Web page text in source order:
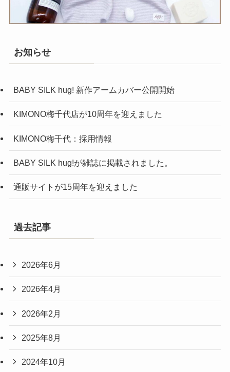
お知らせ
BABY SILK hug! 新作アームカバー公開開始
KIMONO梅千代店が10周年を迎えました
KIMONO梅千代：採用情報
BABY SILK hug!が雑誌に掲載されました。
通販サイトが15周年を迎えました
過去記事
2026年6月
2026年4月
2026年2月
2025年8月
2024年10月